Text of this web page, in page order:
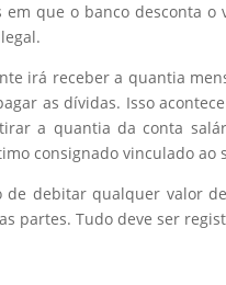
em que o banco desconta
irá receber a quantia
as dívidas. Isso
a quantia da conta
consignado vinculado
debitar qualquer valor
partes. Tudo deve ser